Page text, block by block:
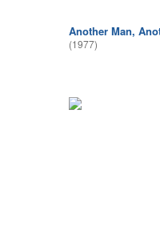
Another Man,
(1977)